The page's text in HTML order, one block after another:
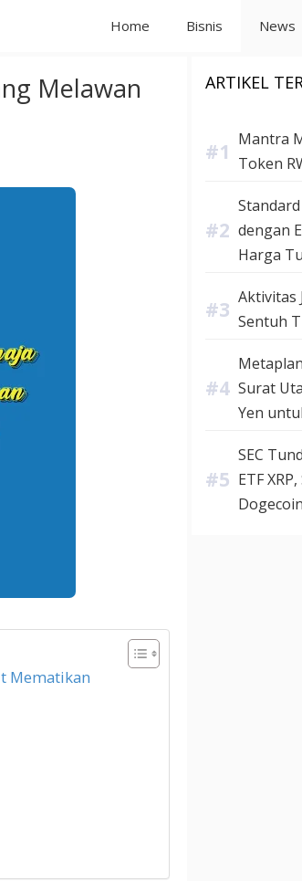
Home Bisnis News
Melawan
Mematikan
ARTIKEL
Mantra
Token
dengan
Harga
Aktivitas
Sentuh
Surat
Yen
SEC
ETF
Dogecoin